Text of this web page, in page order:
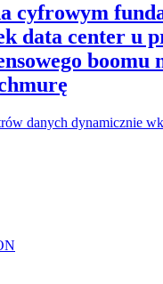
cyfrowym
data center u
boomu
danych dynamicznie